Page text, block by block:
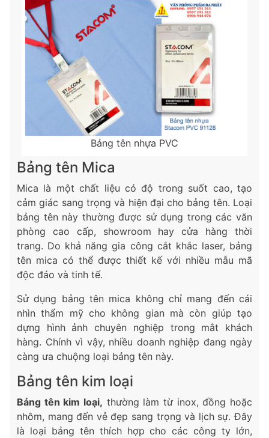
Bảng tên nhựa PVC
Bảng tên Mica
Mica là một chất liệu có độ trong suốt cao, tạo
cảm giác sang trọng và hiện đại cho bảng tên. Loại
bảng tên này thường được sử dụng trong các văn
phòng cao cấp, showroom hay cửa hàng thời
trang. Do khả năng gia công cắt khắc laser, bảng
tên mica có thể được thiết kế với nhiều mẫu mã
độc đáo và tinh tế.
Sử dụng bảng tên mica không chỉ mang đến cái
nhìn thẩm mỹ cho không gian mà còn giúp tạo
dựng hình ảnh chuyên nghiệp trong mắt khách
hàng. Chính vì vậy, nhiều doanh nghiệp đang ngày
càng ưa chuộng loại bảng tên này.
Bảng tên kim loại
Bảng tên kim loại, thường làm từ inox, đồng hoặc
nhôm, mang đến vẻ đẹp sang trọng và lịch sự. Đây
là loại bảng tên thích hợp cho các công ty lớn,